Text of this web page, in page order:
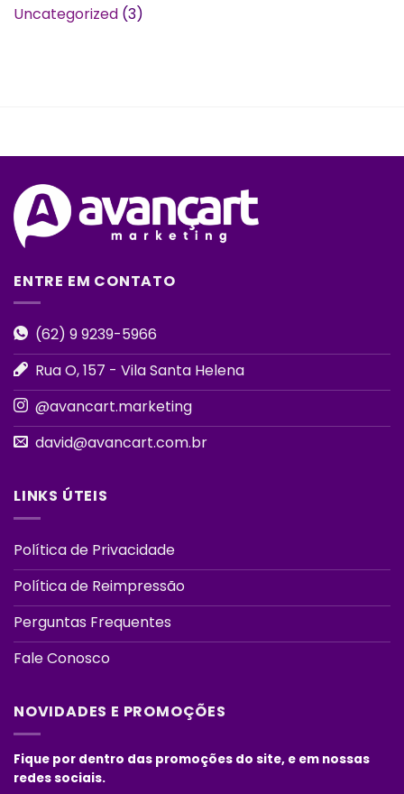
Uncategorized (3)
ENTRE EM CONTATO
(62) 9 9239-5966
Rua O, 157 - Vila Santa Helena
@avancart.marketing
david@avancart.com.br
LINKS ÚTEIS
Política de Privacidade
Política de Reimpressão
Perguntas Frequentes
Fale Conosco
NOVIDADES E PROMOÇÕES
Fique por dentro das promoções do site, e em nossas
redes sociais.